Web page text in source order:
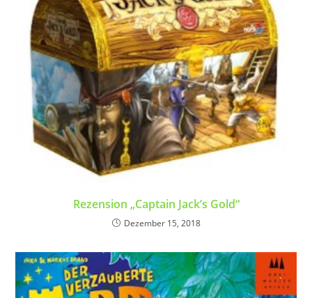
Rezension „Captain Jack’s Gold“
Dezember 15, 2018